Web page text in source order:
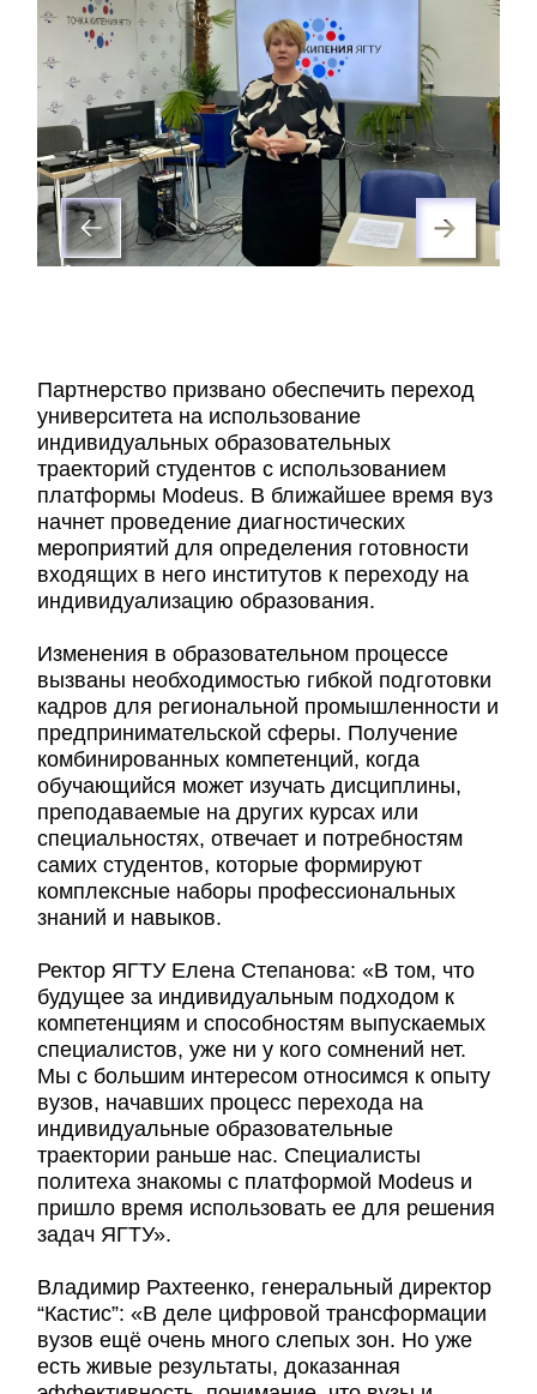
Партнерство призвано обеспечить переход
университета на использование
индивидуальных образовательных
траекторий студентов с использованием
платформы Modeus. В ближайшее время вуз
начнет проведение диагностических
мероприятий для определения готовности
входящих в него институтов к переходу на
индивидуализацию образования.
Изменения в образовательном процессе
вызваны необходимостью гибкой подготовки
кадров для региональной промышленности и
предпринимательской сферы. Получение
комбинированных компетенций, когда
обучающийся может изучать дисциплины,
преподаваемые на других курсах или
специальностях, отвечает и потребностям
самих студентов, которые формируют
комплексные наборы профессиональных
знаний и навыков.
Ректор ЯГТУ Елена Степанова: «В том, что
будущее за индивидуальным подходом к
компетенциям и способностям выпускаемых
специалистов, уже ни у кого сомнений нет.
Мы с большим интересом относимся к опыту
вузов, начавших процесс перехода на
индивидуальные образовательные
траектории раньше нас. Специалисты
политеха знакомы с платформой Modeus и
пришло время использовать ее для решения
задач ЯГТУ».
Владимир Рахтеенко, генеральный директор
“Кастис”: «В деле цифровой трансформации
вузов ещё очень много слепых зон. Но уже
есть живые результаты, доказанная